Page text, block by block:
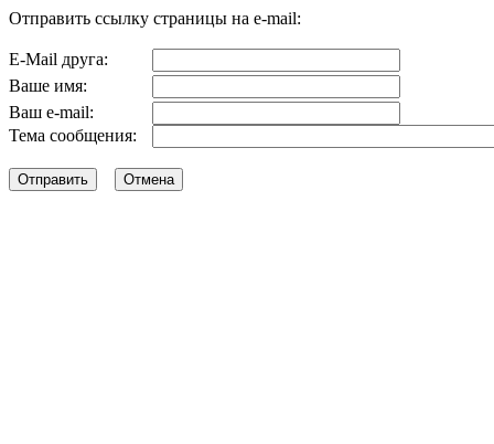
Отправить ссылку страницы на e-mail:
E-Mail друга:
Ваше имя:
Ваш e-mail:
Тема сообщения: